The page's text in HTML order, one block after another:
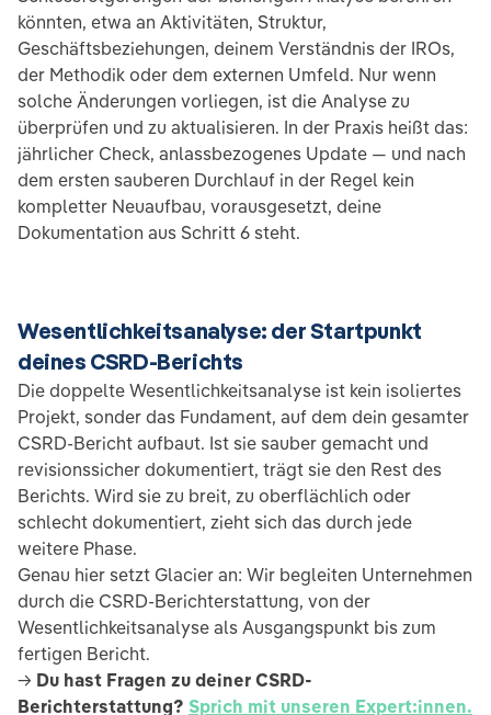
könnten, etwa an Aktivitäten, Struktur,
Geschäftsbeziehungen, deinem Verständnis der IROs,
der Methodik oder dem externen Umfeld. Nur wenn
solche Änderungen vorliegen, ist die Analyse zu
überprüfen und zu aktualisieren. In der Praxis heißt das:
jährlicher Check, anlassbezogenes Update — und nach
dem ersten sauberen Durchlauf in der Regel kein
kompletter Neuaufbau, vorausgesetzt, deine
Dokumentation aus Schritt 6 steht.
Wesentlichkeitsanalyse: der Startpunkt
deines CSRD-Berichts
Die doppelte Wesentlichkeitsanalyse ist kein isoliertes
Projekt, sonder das Fundament, auf dem dein gesamter
CSRD-Bericht aufbaut. Ist sie sauber gemacht und
revisionssicher dokumentiert, trägt sie den Rest des
Berichts. Wird sie zu breit, zu oberflächlich oder
schlecht dokumentiert, zieht sich das durch jede
weitere Phase.
Genau hier setzt Glacier an: Wir begleiten Unternehmen
durch die CSRD-Berichterstattung, von der
Wesentlichkeitsanalyse als Ausgangspunkt bis zum
fertigen Bericht.
→ Du hast Fragen zu deiner CSRD-
Berichterstattung? Sprich mit unseren Expert:innen.